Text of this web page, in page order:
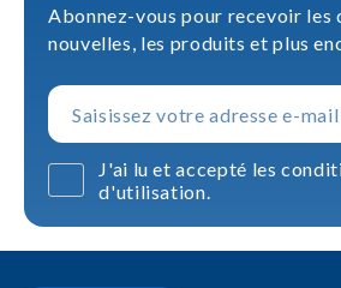
Abonnez-vous pour recevoir les
nouvelles, les produits et plus
J'ai lu et accepté les
d'utilisation.